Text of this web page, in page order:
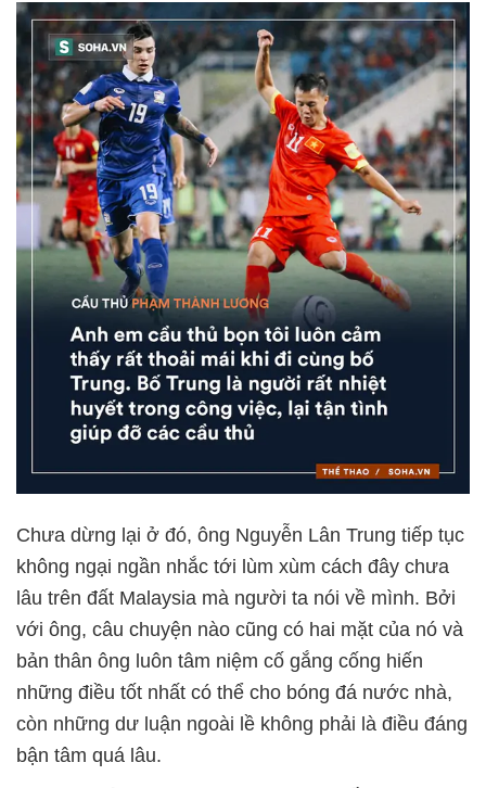
Chưa dừng lại ở đó, ông Nguyễn Lân Trung tiếp tục
không ngại ngần nhắc tới lùm xùm cách đây chưa
lâu trên đất Malaysia mà người ta nói về mình. Bởi
với ông, câu chuyện nào cũng có hai mặt của nó và
bản thân ông luôn tâm niệm cố gắng cống hiến
những điều tốt nhất có thể cho bóng đá nước nhà,
còn những dư luận ngoài lề không phải là điều đáng
bận tâm quá lâu.